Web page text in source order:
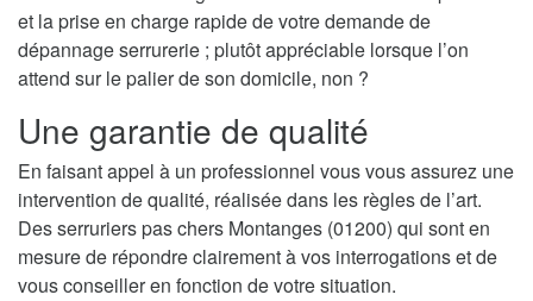
et la prise en charge rapide de votre demande de
dépannage serrurerie ; plutôt appréciable lorsque l’on
attend sur le palier de son domicile, non ?
Une garantie de qualité
En faisant appel à un professionnel vous vous assurez une
intervention de qualité, réalisée dans les règles de l’art.
Des serruriers pas chers Montanges (01200) qui sont en
mesure de répondre clairement à vos interrogations et de
vous conseiller en fonction de votre situation.